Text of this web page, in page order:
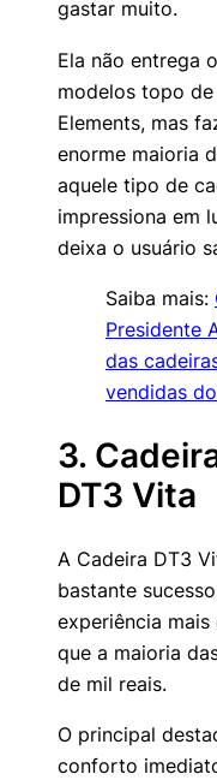
gastar muito.
Ela não entrega
modelos topo
Elements, mas
enorme maioria
aquele tipo de
impressiona em
deixa o usuário
Saiba mais:
Presidente
das
vendidas
3.
DT3 Vita
A Cadeira DT3
bastante
experiência
que a maioria
de mil reais.
O principal
conforto